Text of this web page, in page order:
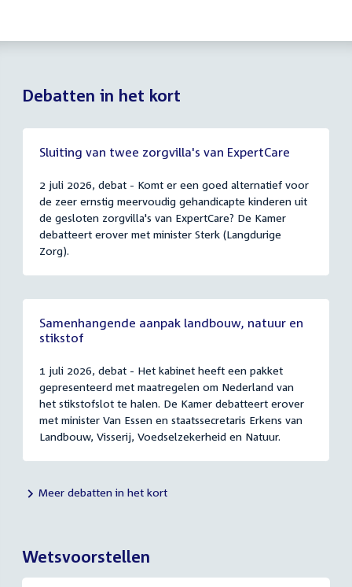
Debatten in het kort
Sluiting van twee zorgvilla's van ExpertCare
2 juli 2026, debat - Komt er een goed alternatief voor
de zeer ernstig meervoudig gehandicapte kinderen uit
de gesloten zorgvilla's van ExpertCare? De Kamer
debatteert erover met minister Sterk (Langdurige
Zorg).
Samenhangende aanpak landbouw, natuur en
stikstof
1 juli 2026, debat - Het kabinet heeft een pakket
gepresenteerd met maatregelen om Nederland van
het stikstofslot te halen. De Kamer debatteert erover
met minister Van Essen en staatssecretaris Erkens van
Landbouw, Visserij, Voedselzekerheid en Natuur.
Meer debatten in het kort
Wetsvoorstellen